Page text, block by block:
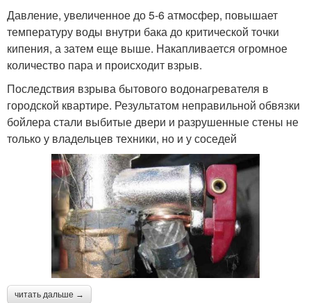
Давление, увеличенное до 5-6 атмосфер, повышает
температуру воды внутри бака до критической точки
кипения, а затем еще выше. Накапливается огромное
количество пара и происходит взрыв.
Последствия взрыва бытового водонагревателя в
городской квартире. Результатом неправильной обвязки
бойлера стали выбитые двери и разрушенные стены не
только у владельцев техники, но и у соседей
читать дальше →